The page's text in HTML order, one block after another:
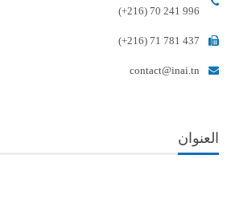
(+216) 70 241 996
(+216) 71 781 437
contact@inai.tn
العنوان